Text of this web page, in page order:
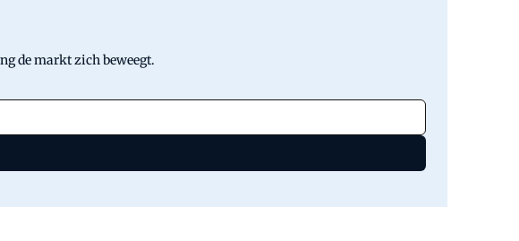
de markt zich beweegt.